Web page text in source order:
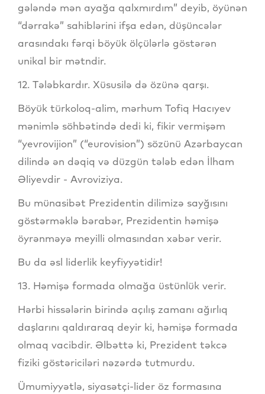
gələndə mən ayağa qalxmırdım” deyib, öyünən
“dərrakə” sahiblərini ifşa edən, düşüncələr
arasındakı fərqi böyük ölçülərlə göstərən
unikal bir mətndir.
12. Tələbkardır. Xüsusilə də özünə qarşı.
Böyük türkoloq-alim, mərhum Tofiq Hacıyev
mənimlə söhbətində dedi ki, fikir vermişəm
“yevrovijion” (“eurovision”) sözünü Azərbaycan
dilində ən dəqiq və düzgün tələb edən İlham
Əliyevdir - Avroviziya.
Bu münasibət Prezidentin dilimizə sayğısını
göstərməklə bərabər, Prezidentin həmişə
öyrənməyə meyilli olmasından xəbər verir.
Bu da əsl liderlik keyfiyyətidir!
13. Həmişə formada olmağa üstünlük verir.
Hərbi hissələrin birində açılış zamanı ağırlıq
daşlarını qaldıraraq deyir ki, həmişə formada
olmaq vacibdir. Əlbəttə ki, Prezident təkcə
fiziki göstəriciləri nəzərdə tutmurdu.
Ümumiyyətlə, siyasətçi-lider öz formasına